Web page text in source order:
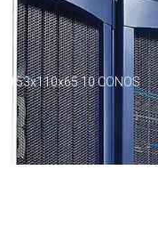
153x110x65 10 CONOS